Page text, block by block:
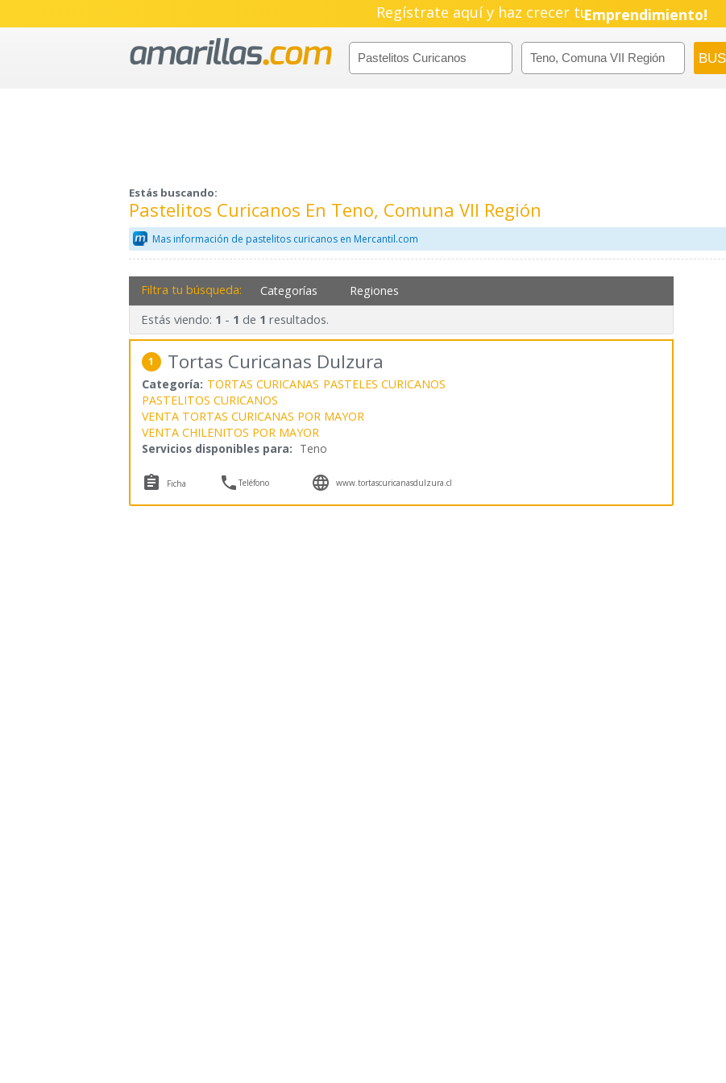
Regístrate aquí y haz crecer tuPyme!
Emprendimiento!
Estás buscando:
Pastelitos Curicanos En Teno, Comuna VII Región
Mas información de pastelitos curicanos en Mercantil.com
Filtra tu búsqueda: Categorías Regiones
Estás viendo: 1 - 1 de 1 resultados.
1 Tortas Curicanas Dulzura
Categoría: TORTAS CURICANAS PASTELES CURICANOS
PASTELITOS CURICANOS
VENTA TORTAS CURICANAS POR MAYOR
VENTA CHILENITOS POR MAYOR
Servicios disponibles para: Teno
 Ficha Teléfono  www.tortascuricanasdulzura.cl